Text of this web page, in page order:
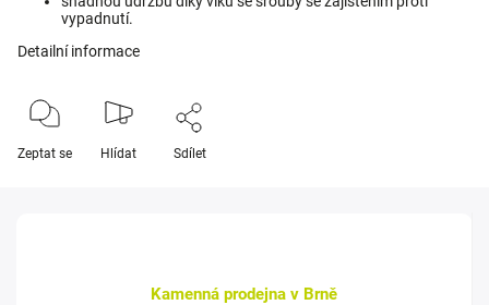
vypadnutí.
Detailní informace
Zeptat se Hlídat Sdílet
Kamenná prodejna v Brně